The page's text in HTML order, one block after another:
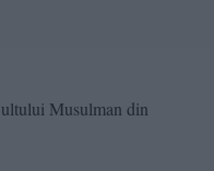
Musulman din